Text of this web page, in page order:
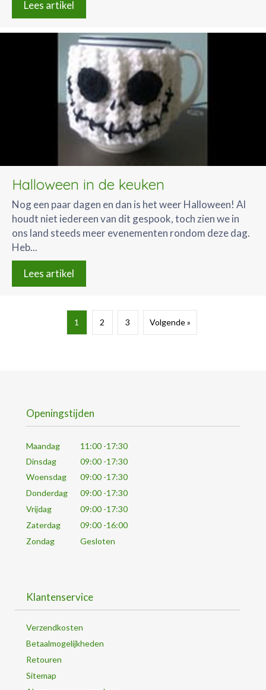
Lees artikel
Halloween in de keuken
Nog een paar dagen en dan is het weer Halloween! Al
houdt niet iedereen van dit gespook, toch zien we in
ons land steeds meer evenementen rondom deze dag.
Heb...
Lees artikel
1 2 3 Volgende »
Openingstijden
Maandag
11:00 -17:30
Dinsdag
09:00 -17:30
Woensdag
09:00 -17:30
Donderdag
09:00 -17:30
Vrijdag
09:00 -17:30
Zaterdag
09:00 -16:00
Zondag
Gesloten
Klantenservice
Verzendkosten
Betaalmogelijkheden
Retouren
Sitemap